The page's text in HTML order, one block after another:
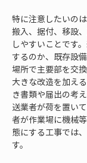
特に注意したいの
搬入、据付、移設
しやすいことです
するのか、既存設
場所で主要部を交
大きな改造を加え
き書類や届出の考
送業者が荷を置い
者が作業場に機械
態にする工事では
す。